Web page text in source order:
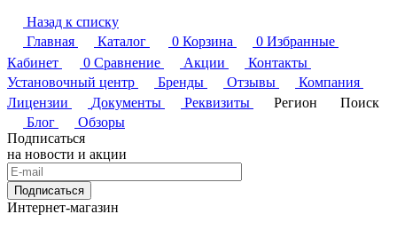
Назад к списку
Главная
Каталог 0 Корзина 0 Избранные
Кабинет
0 Сравнение Акции
Контакты
Установочный центр
Бренды Отзывы
Компания
Лицензии
Документы Реквизиты Регион
Поиск
Блог
Обзоры
Подписаться
на новости и акции
Подписаться
Интернет-магазин